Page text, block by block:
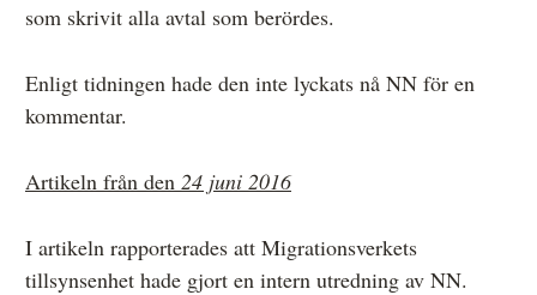
som skrivit alla avtal som berördes.
Enligt tidningen hade den inte lyckats nå NN för en
kommentar.
Artikeln från den 24 juni 2016
I artikeln rapporterades att Migrationsverkets
tillsynsenhet hade gjort en intern utredning av NN.